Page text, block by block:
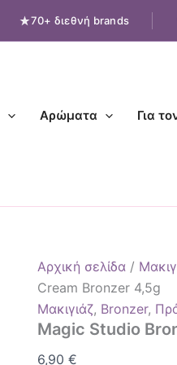
70+ διεθνή brands
Αρώματα Για
Αρχική σελίδα /
Cream Bronzer 4,5g
Μακιγιάζ, Bronzer,
Magic Studio
6,90€
Studio
Bronze
4,5g